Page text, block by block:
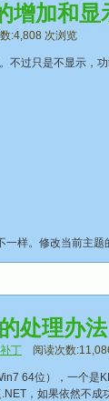
增加和显
:4,808 次浏览
过只是不显示，
一样。修改当前主
处理办法
丁 阅读次数
64位），一个
，如果依然不成